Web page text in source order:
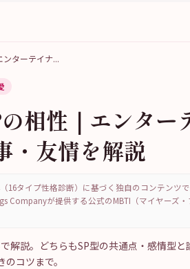
ンターテイナ...
相性｜エンター
・友情を解説
16タイプ性格診断）に基づく独自のコンテンツ
Companyが提供する公式のMBTI（マイヤーズ
解説。どちらもSP型の共通点・感情型
コツまで。